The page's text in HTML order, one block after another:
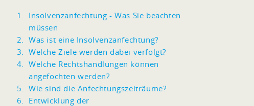
Insolvenzanfechtung - Was Sie beachten
müssen
Was ist eine Insolvenzanfechtung?
Welche Ziele werden dabei verfolgt?
Welche Rechtshandlungen können
angefochten werden?
Wie sind die Anfechtungszeiträume?
Entwicklung der